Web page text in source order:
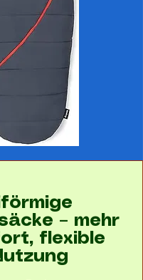
– mehr
flexible